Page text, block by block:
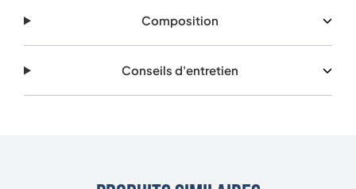
Composition
Conseils d'entretien